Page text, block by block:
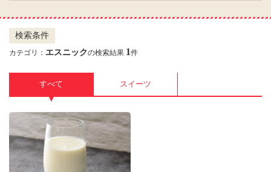
検索条件
カテゴリ： エスニックの検索結果 1件
すべて
▼
スイーツ